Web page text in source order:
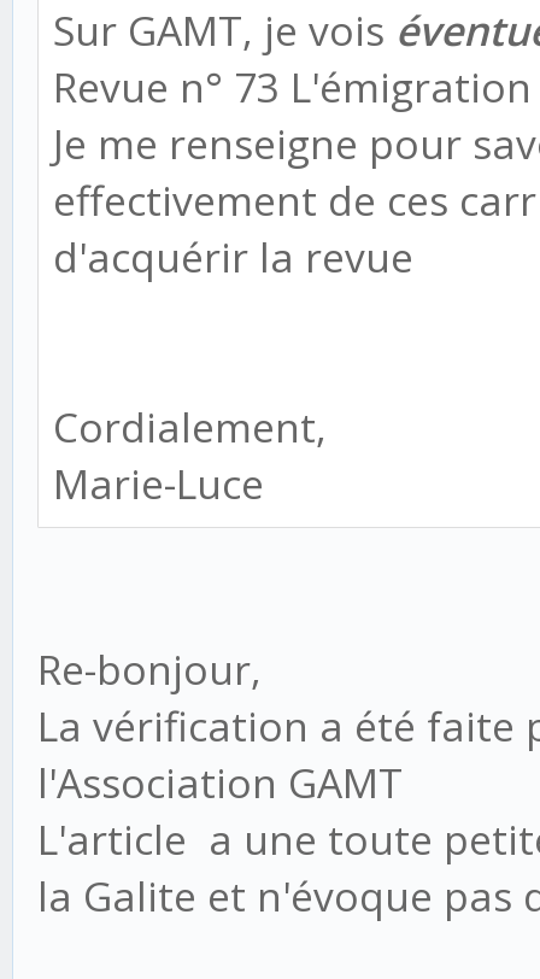
Sur GAMT, je vois
Revue n° 73
Je me renseigne pour
effectivement de ces
d'acquérir la revue
Cordialement,
Marie-Luce
Re-bonjour,
La vérification a été faite
l'Association GAMT
L'article a une toute
la Galite et n'évoque pas